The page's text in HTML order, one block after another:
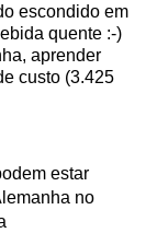
escondido em
quente :-)
aprender
custo (3.425
estar
no